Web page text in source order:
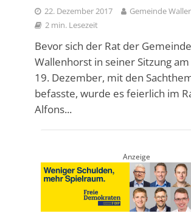
22. Dezember 2017
Gemeinde
2 min. Lesezeit
Bevor sich der Rat der Gemeinde
Wallenhorst in seiner Sitzung
19. Dezember, mit den
befasste, wurde es feierlich im
Alfons...
Anzeige